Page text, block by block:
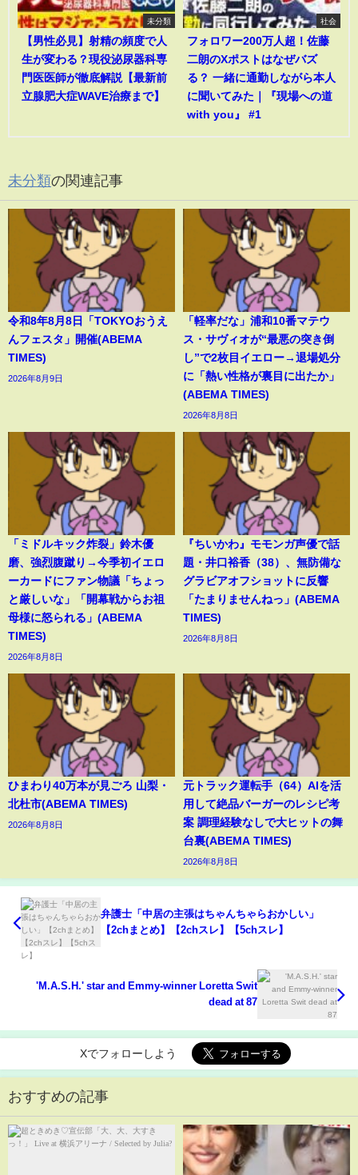
未分類
【男性必見】射精の頻度で人
生が変わる？現役泌尿器科専
門医医師が徹底解説【最新前
立腺肥大症WAVE治療まで】
社会
フォロワー200万人超！佐藤
二朗のXポストはなぜバズ
る？ 一緒に通勤しながら本人
に聞いてみた｜『現場への道
with you』 #1
未分類の関連記事
令和8年8月8日「TOKYOおうえ
んフェスタ」開催(ABEMA
TIMES)
2026年8月9日
「軽率だな」浦和10番マテウ
ス・サヴィオが“最悪の突き倒
し”で2枚目イエロー→退場処分
に「熱い性格が裏目に出たか」
(ABEMA TIMES)
2026年8月8日
「ミドルキック炸裂」鈴木優
磨、強烈腹蹴り→今季初イエロ
ーカードにファン物議「ちょっ
と厳しいな」「開幕戦からお祖
母様に怒られる」(ABEMA
TIMES)
2026年8月8日
『ちいかわ』モモンガ声優で話
題・井口裕香（38）、無防備な
グラビアオフショットに反響
「たまりませんねっ」(ABEMA
TIMES)
2026年8月8日
ひまわり40万本が見ごろ 山梨・
北杜市(ABEMA TIMES)
2026年8月8日
元トラック運転手（64）AIを活
用して絶品バーガーのレシピ考
案 調理経験なしで大ヒットの舞
台裏(ABEMA TIMES)
2026年8月8日
弁護士「中居の主張はちゃんちゃらおかしい」
【2chまとめ】【2chスレ】【5chスレ】
'M.A.S.H.' star and Emmy-winner Loretta Swit
dead at 87
Xでフォローしよう
おすすめの記事